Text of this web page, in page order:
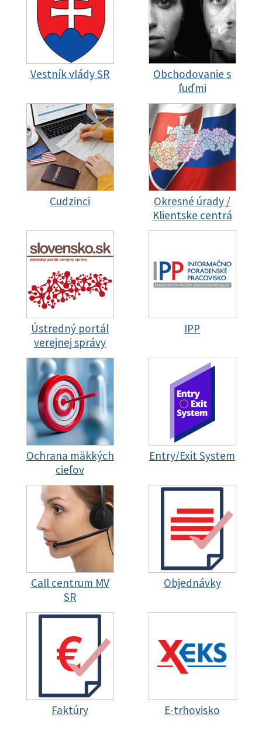
Vestník vlády SR
Obchodovanie s
ľuďmi
Cudzinci
Okresné úrady /
Klientske centrá
Ústredný portál
verejnej správy
IPP
Ochrana mäkkých
cieľov
Entry/Exit System
Call centrum MV
SR
Objednávky
Faktúry E-trhovisko